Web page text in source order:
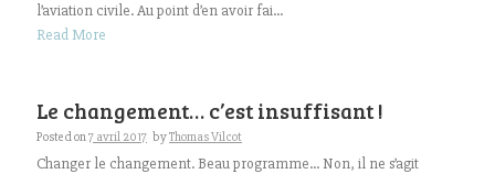
l’aviation civile. Au point d’en avoir fai...
Read More
Le changement… c’est insuffisant !
Posted on7 avril 2017 byThomas Vilcot
Changer le changement. Beau programme… Non, il ne s’agit